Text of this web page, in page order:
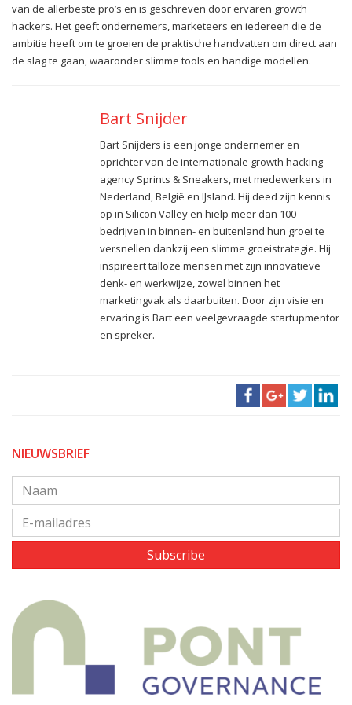
van de allerbeste pro’s en is geschreven door ervaren growth
hackers. Het geeft ondernemers, marketeers en iedereen die de
ambitie heeft om te groeien de praktische handvatten om direct aan
de slag te gaan, waaronder slimme tools en handige modellen.
Bart Snijder
Bart Snijders is een jonge ondernemer en
oprichter van de internationale growth hacking
agency Sprints & Sneakers, met medewerkers in
Nederland, België en IJsland. Hij deed zijn kennis
op in Silicon Valley en hielp meer dan 100
bedrijven in binnen- en buitenland hun groei te
versnellen dankzij een slimme groeistrategie. Hij
inspireert talloze mensen met zijn innovatieve
denk- en werkwijze, zowel binnen het
marketingvak als daarbuiten. Door zijn visie en
ervaring is Bart een veelgevraagde startupmentor
en spreker.
NIEUWSBRIEF
Subscribe